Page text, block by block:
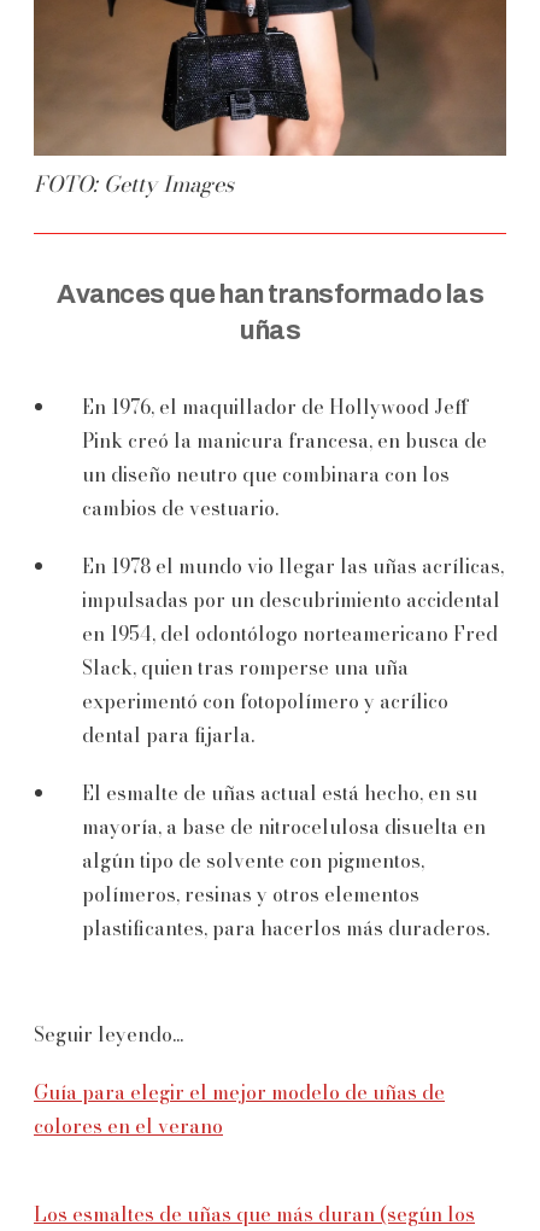
FOTO: Getty Images
Avances que han transformado las
uñas
En 1976, el maquillador de Hollywood Jeff
Pink creó la manicura francesa, en busca de
un diseño neutro que combinara con los
cambios de vestuario.
En 1978 el mundo vio llegar las uñas acrílicas,
impulsadas por un descubrimiento accidental
en 1954, del odontólogo norteamericano Fred
Slack, quien tras romperse una uña
experimentó con fotopolímero y acrílico
dental para fijarla.
El esmalte de uñas actual está hecho, en su
mayoría, a base de nitrocelulosa disuelta en
algún tipo de solvente con pigmentos,
polímeros, resinas y otros elementos
plastificantes, para hacerlos más duraderos.
Seguir leyendo...
Guía para elegir el mejor modelo de uñas de
colores en el verano
Los esmaltes de uñas que más duran (según los